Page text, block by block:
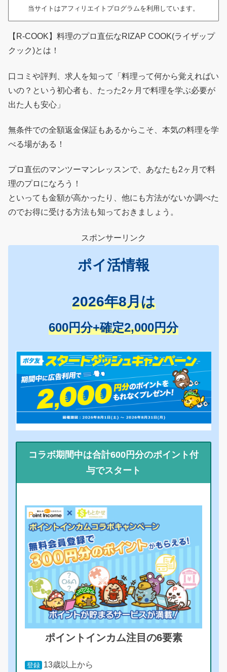
当サイトはアフィリエイトプログラムを利用しています。
【R-COOK】料理のプロ直伝なRIZAP COOK(ライザップ
クック)とは！
口コミや評判、求人を知って「料理って何から覚えればい
いの？という初心者も、たった2ヶ月で料理を学ぶ必要が
出た人も安心」
無条件での全額返金保証もあるからこそ、本気の料理を学
べる場がある！
プロ直伝のマンツーマンレッスンで、あなたも2ヶ月で料
理のプロになろう！
といっても金額が高かったり、他にも方法がないか調べた
のでお得に受ける方法も知っておきましょう。
スポンサーリンク
ポイ活情報
2026年8月は
600円分+確定2,000円分
コラボ期間中は合計600円分のポイント付
与でスタート
ポイントインカム注目の6要素
登録 13歳以上から